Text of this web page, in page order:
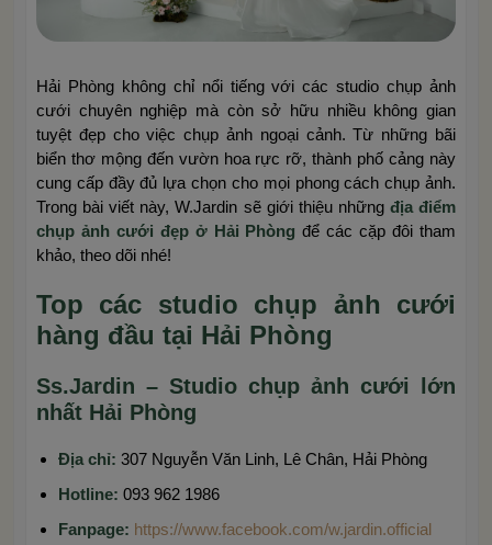
Hải Phòng không chỉ nổi tiếng với các studio chụp ảnh
cưới chuyên nghiệp mà còn sở hữu nhiều không gian
tuyệt đẹp cho việc chụp ảnh ngoại cảnh. Từ những bãi
biển thơ mộng đến vườn hoa rực rỡ, thành phố cảng này
cung cấp đầy đủ lựa chọn cho mọi phong cách chụp ảnh.
Trong bài viết này, W.Jardin sẽ giới thiệu nhữngđịa điểm
chụp ảnh cưới đẹp ở Hải Phòng để các cặp đôi tham
khảo, theo dõi nhé!
Top các studio chụp ảnh cưới
hàng đầu tại Hải Phòng
Ss.Jardin – Studio chụp ảnh cưới lớn
nhất Hải Phòng
Địa chỉ: 307 Nguyễn Văn Linh, Lê Chân, Hải Phòng
Hotline: 093 962 1986
Fanpage: https://www.facebook.com/w.jardin.official